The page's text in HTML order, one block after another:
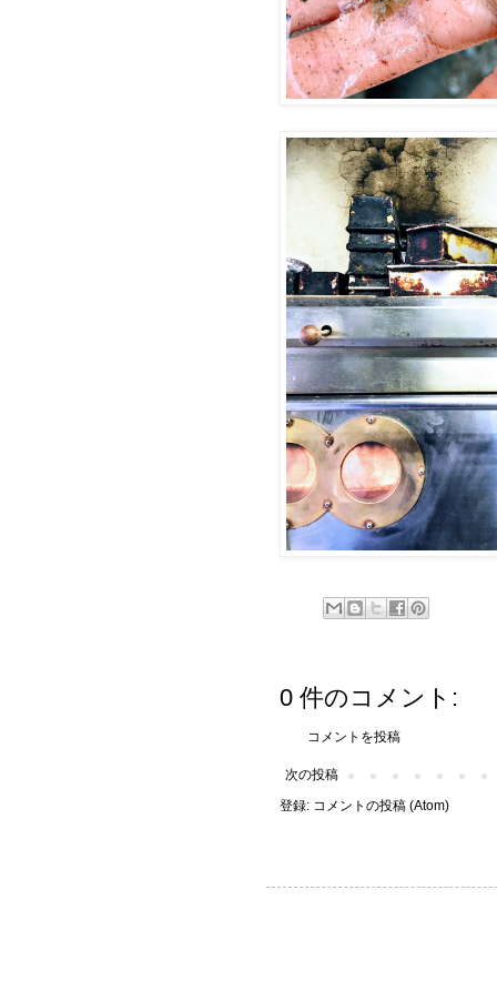
0 件のコメント:
コメントを投稿
次の投稿
登録: コメントの投稿 (Atom)